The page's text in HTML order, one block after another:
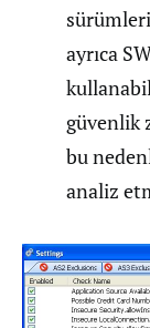
ayrıca
güvenlik
bu
analiz